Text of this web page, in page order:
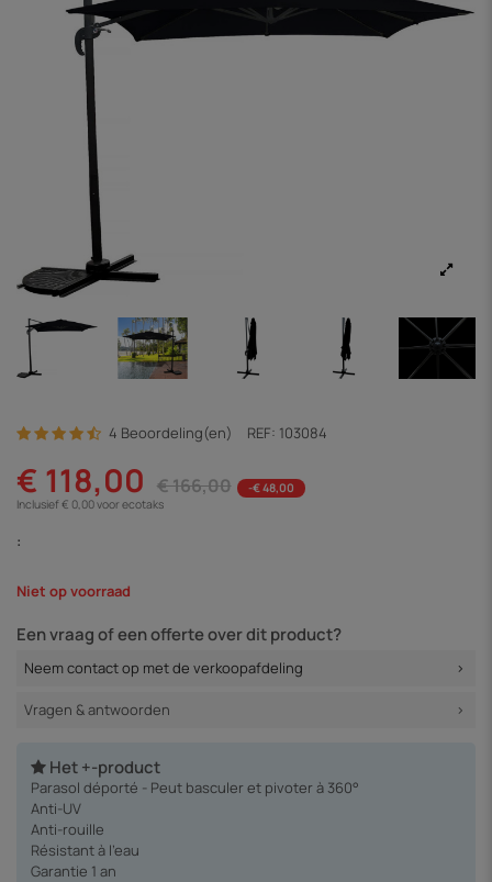
4 Beoordeling(en) REF: 103084
€ 118,00 € 166,00
-€ 48,00
Inclusief € 0,00 voor ecotaks
:
Niet op voorraad
Een vraag of een offerte over dit product?
Neem contact op met de verkoopafdeling
Vragen & antwoorden
Het +-product
Parasol déporté - Peut basculer et pivoter à 360°
Anti-UV
Anti-rouille
Résistant à l'eau
Garantie 1 an